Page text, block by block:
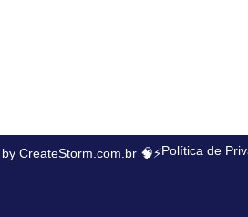
CreateStorm.com.br 🧠⚡Política de